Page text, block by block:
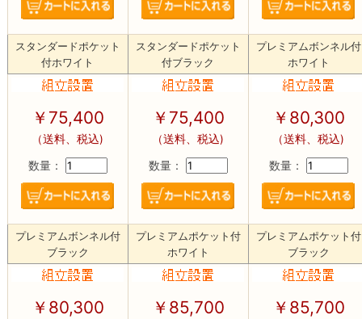
スタンダードポケット
付ホワイト
スタンダードポケット
付ブラック
プレミアムボンネル付
ホワイト
￥75,400
（送料、税込)
数量：
￥75,400
（送料、税込)
数量：
￥80,300
（送料、税込)
数量：
プレミアムボンネル付
ブラック
プレミアムポケット付
ホワイト
プレミアムポケット付
ブラック
￥80,300 ￥85,700 ￥85,700